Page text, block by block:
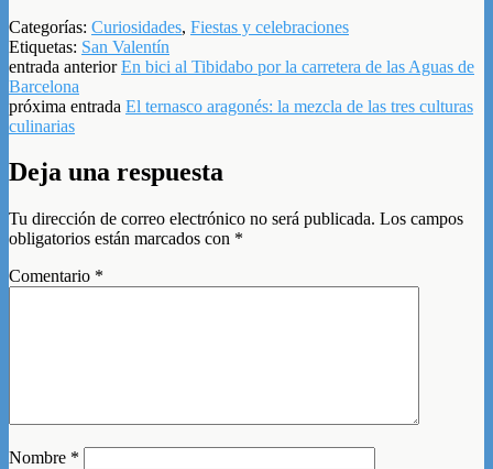
Categorías: Curiosidades, Fiestas y celebraciones
Etiquetas: San Valentín
entrada anteriorEn bici al Tibidabo por la carretera de las Aguas de
Barcelona
próxima entrada El ternasco aragonés: la mezcla de las tres culturas
culinarias
Deja una respuesta
Tu dirección de correo electrónico no será publicada. Los campos
obligatorios están marcados con *
Comentario *
Nombre *